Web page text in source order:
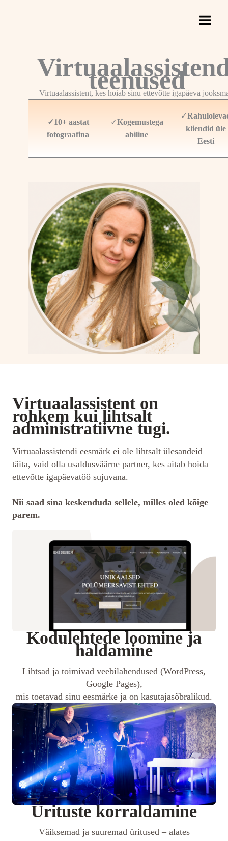
teenused
Virtuaalassistent, kes hoiab sinu ettevõtte igapäeva
✓10+ aastat
fotograafina
✓Kogemustega
abiline
✓
kliendid üle
Eesti
Virtuaalassistent on
rohkem kui lihtsalt
administratiivne tugi.
Virtuaalassistendi eesmärk ei ole lihtsalt ülesandeid
täita, vaid olla usaldusväärne partner, kes aitab hoida
ettevõtte igapäevatöö sujuvana.
Nii saad sina keskenduda sellele, milles oled kõige
parem.
Kodulehtede loomine ja
haldamine
Lihtsad ja toimivad veebilahendused (WordPress,
Google Pages),
mis toetavad sinu eesmärke ja on kasutajasõbralikud.
Ürituste korraldamine
Väiksemad ja suuremad üritused – alates